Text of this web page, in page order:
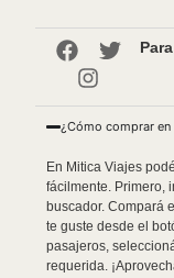
¿Cómo comprar en
En Mitica Viajes
fácilmente. Primero,
buscador. Compará
te guste desde el
pasajeros,
requerida.